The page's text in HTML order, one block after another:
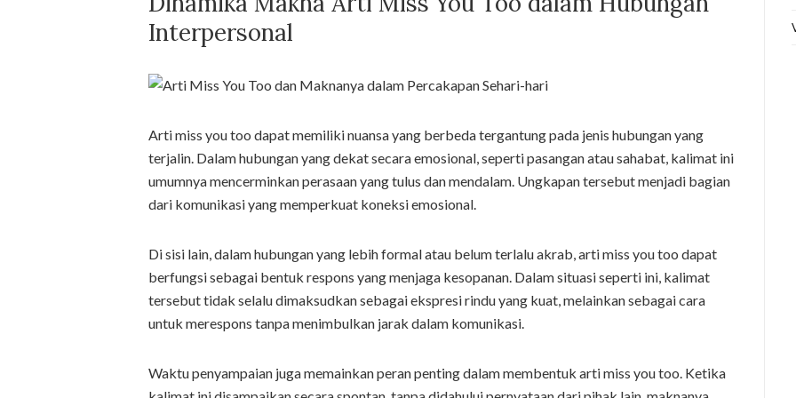
Interpersonal
Arti miss you too dapat memiliki nuansa yang berbeda tergantung pada jenis hubungan yang
terjalin. Dalam hubungan yang dekat secara emosional, seperti pasangan atau sahabat, kalimat ini
umumnya mencerminkan perasaan yang tulus dan mendalam. Ungkapan tersebut menjadi bagian
dari komunikasi yang memperkuat koneksi emosional.
Di sisi lain, dalam hubungan yang lebih formal atau belum terlalu akrab, arti miss you too dapat
berfungsi sebagai bentuk respons yang menjaga kesopanan. Dalam situasi seperti ini, kalimat
tersebut tidak selalu dimaksudkan sebagai ekspresi rindu yang kuat, melainkan sebagai cara
untuk merespons tanpa menimbulkan jarak dalam komunikasi.
Waktu penyampaian juga memainkan peran penting dalam membentuk arti miss you too. Ketika